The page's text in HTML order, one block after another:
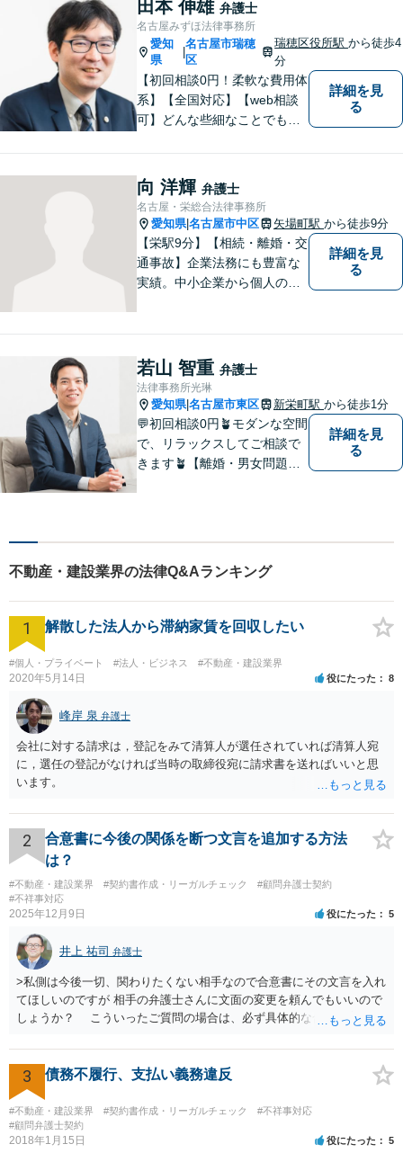
構いません【夜間・休日面
談】【完全個室】【今池駅3
分】
田本 伸雄 弁護士
名古屋みずほ法律事務所
愛知
県
名古屋市瑞穂
区
瑞穂区役所駅から徒歩4
分
【初回相談0円！柔軟な費用体
系】【全国対応】【web相談
可】どんな些細なことでもお
ターネット／削除請求や開示
請求、利用規約などのトラブ
ルはお任せ！相続／感情面の
納得感を重視します。
詳細を見
る
向 洋輝 弁護士
名古屋・栄総合法律事務所
愛知県|名古屋市中区 矢場町駅 から徒歩9分
【栄駅9分】【相続・離婚・交
通事故】企業法務にも豊富な
実績。中小企業から個人の方
お困りのことがございました
ら、まずはお気軽にご相談く
ださい。
詳細を見
る
若山 智重 弁護士
法律事務所光琳
愛知県|名古屋市東区 新栄町駅 から徒歩1分
💬初回相談0円🪴モダンな空間
で、リラックスしてご相談で
きます🪴【離婚・男女問題】
ご相談ください。明るい未来
に向け一緒に歩んでいきまし
ょう【相続の相談にも対応】
詳細を見
る
不動産・建設業界の法律Q&Aランキング
1 解散した法人から滞納家賃を回収したい
#個人・プライベート #法人・ビジネス #不動産・建設業界
2020年5月14日 役にたった 8
峰岸 泉 弁護士
会社に対する請求は，登記をみて清算人が選任されていれば清算人宛
に，選任の登記がなければ当時の取締役宛に請求書を送ればいいと思
います。
2
合意書に今後の関係を断つ文言を追加する方法
は？
#不動産・建設業界 #契約書作成・リーガルチェック
#顧問弁護士契約
#不祥事対応
2025年12月9日 役にたった 5
井上 祐司 弁護士
>私側は今後一切、関わりたくない相手なので合意書にその文言を入れ
てほしいのですが 相手の弁護士さんに文面の変更を頼んでもいいので
しょうか？ こういったご質問の場合は、必ず具体的な合意書案をも
には、ご質問のような懸念を払しょくするために、 「甲及び乙は，本
示談書に記載するもののほか，甲と乙の間には何らの債権債務が存し
ないことを相互に確認する。」 という清算条項を入れることが一般的
です。 以上に加え、「本件については，当事者協議の結果，上記示
談条件のとおり示談が成立したので，今後本件の上記示談内容に関し
てはどんな事情が生じても双方共裁判上又は裁判外においても一切異
3 債務不履行、支払い義務違反
#不動産・建設業界 #契約書作成・リーガルチェック
#不祥事対応
#顧問弁護士契約
2018年1月15日 役にたった 5